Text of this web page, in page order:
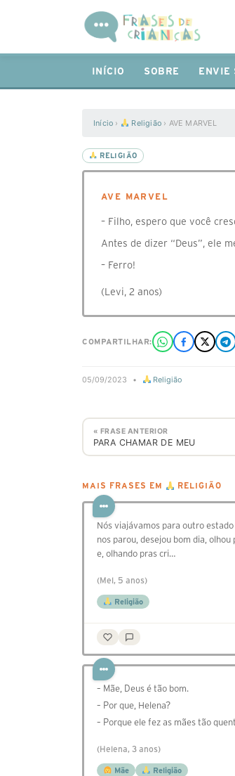
INÍCIO SOBRE ENVIE
Início › Religião › AVE MARVEL
RELIGIÃO
AVE MARVEL
– Filho, espero que você
Antes de dizer “Deus”, ele
– Ferro!
(Levi, 2 anos)
COMPARTILHAR:
05/09/2023 • Religião
« FRASE ANTERIOR
PARA CHAMAR DE MEU
MAIS FRASES EM RELIGIÃO
Nós viajávamos para outro
nos parou, desejou bom dia,
e, olhando pras cri…
(Mel, 5 anos)
Religião
– Mãe, Deus é tão bom.
– Por que, Helena?
– Porque ele fez as mães tão
(Helena, 3 anos)
Mãe Religião